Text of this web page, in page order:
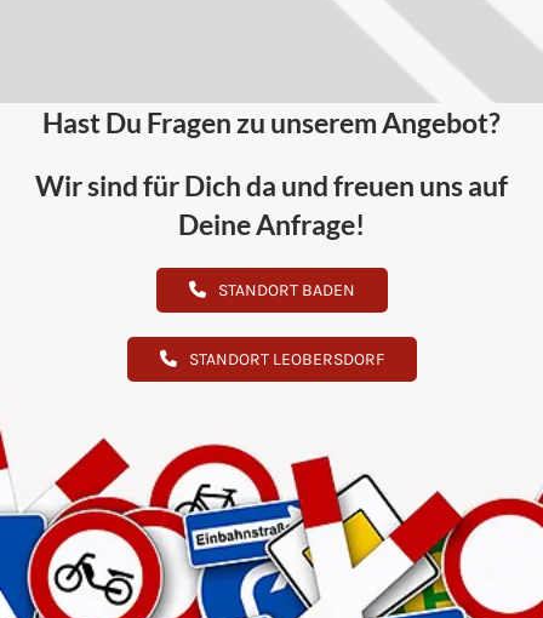
Hast Du Fragen zu unserem Angebot?
Wir sind für Dich da und freuen uns auf
Deine Anfrage!
STANDORT BADEN
STANDORT LEOBERSDORF